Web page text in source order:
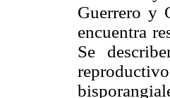
Guerrero y
encuentra
Se